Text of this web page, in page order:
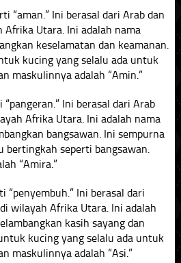
“aman.” Ini berasal dari Arab dan
Afrika Utara. Ini adalah nama
keselamatan dan keamanan.
kucing yang selalu ada untuk
maskulinnya adalah “Amin.”
Ini berasal dari Arab
Afrika Utara. Ini adalah nama
bangsawan. Ini sempurna
bertingkah seperti bangsawan.
“Amira.”
“penyembuh.” Ini berasal dari
wilayah Afrika Utara. Ini adalah
kasih sayang dan
kucing yang selalu ada untuk
maskulinnya adalah “Asi.”